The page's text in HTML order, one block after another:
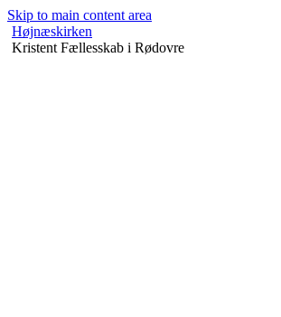
Skip to main content area
Højnæskirken
Kristent Fællesskab i Rødovre